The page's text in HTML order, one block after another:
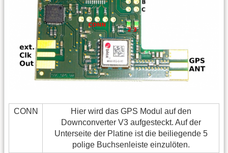
CONN
Hier wird das GPS Modul auf den
Downconverter V3 aufgesteckt. Auf der
Unterseite der Platine ist die beiliegende 5
polige Buchsenleiste einzulöten.